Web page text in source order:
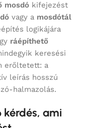
mosdó kifejezést
vagy a mosdótál
logikájára
ráépíthető
keresési
erőltetett: a
leírás hosszú
halmazolás.
kérdés, ami